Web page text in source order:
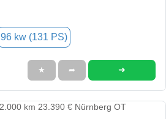
96 kw (131 PS)
★ ➦ ➜